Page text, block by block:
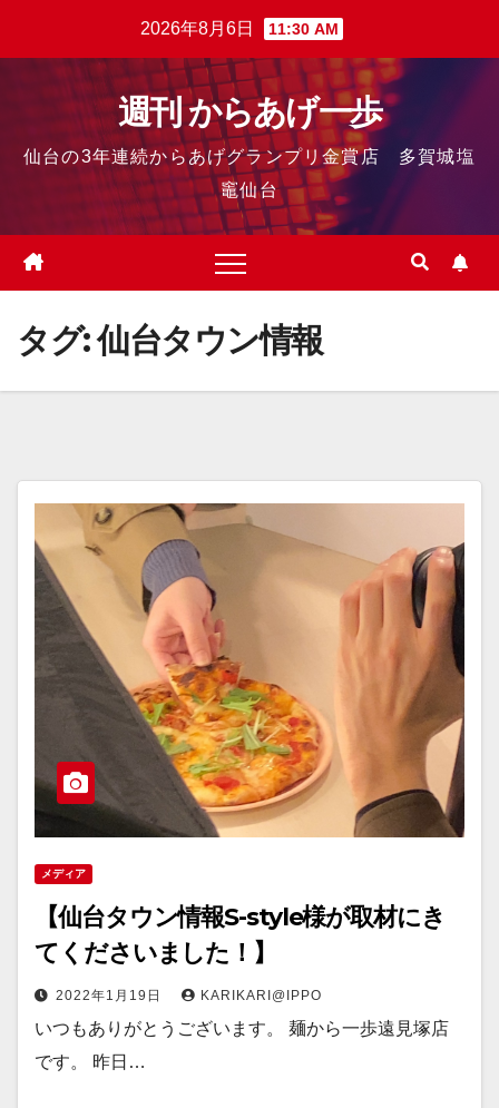
2026年8月6日 11:30 AM
週刊 からあげ一歩
仙台の3年連続からあげグランプリ金賞店 多賀城塩
竈仙台
タグ:仙台タウン情報
メディア
【仙台タウン情報S-style様が取材にき
てくださいました！】
2022年1月19日 KARIKARI@IPPO
いつもありがとうございます。 麺から一歩遠見塚店
です。 昨日…